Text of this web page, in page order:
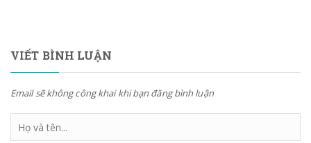
VIẾT BÌNH LUẬN
Email sẽ không công khai khi bạn đăng bình luận